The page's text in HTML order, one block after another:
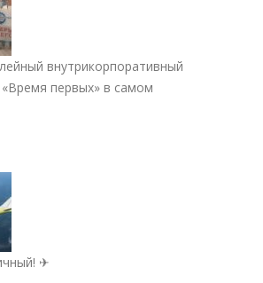
внутрикорпоративный
первых» в самом
✈